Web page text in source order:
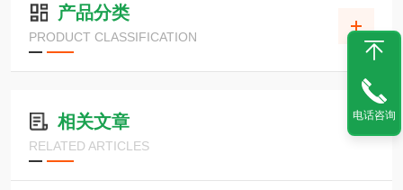
产品分类
PRODUCT CLASSIFICATION
相关文章
RELATED ARTICLES
电话咨询